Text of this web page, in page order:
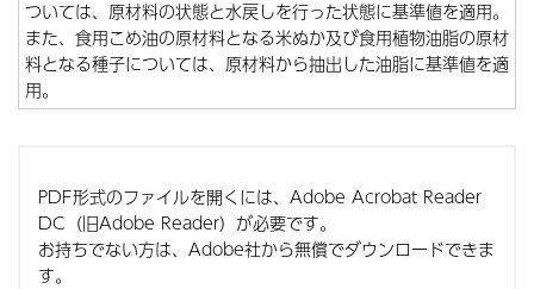
ついては、原材料の状態と水戻しを行った状態に基準値を適用。
また、食用こめ油の原材料となる米ぬか及び食用植物油脂の原材
料となる種子については、原材料から抽出した油脂に基準値を適
用。
PDF形式のファイルを開くには、Adobe Acrobat Reader
DC（旧Adobe Reader）が必要です。
お持ちでない方は、Adobe社から無償でダウンロードできま
す。